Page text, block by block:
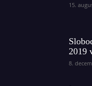
15.
2019
8.